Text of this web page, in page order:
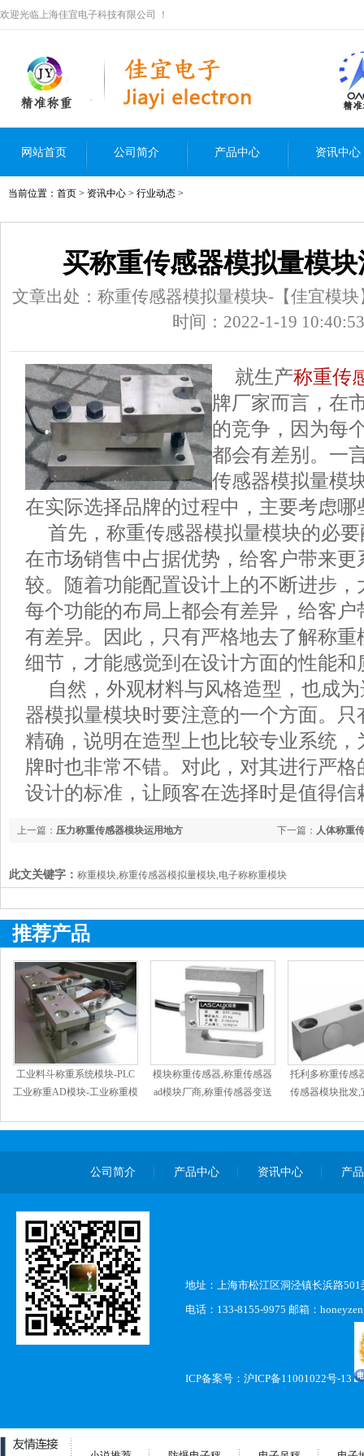
欢迎光临上海佳宜电子科技有限公司 ！
网站首页 公司简介 产品中心 资讯中心
当前位置： 首页 > 资讯中心 > 行业动态 >
买称重传感器模拟量模
文章出处：称重传感器模拟量模块-【佳宜模块
时间：2022-1-19
就生产称重传
牌厂家而言，在
的竞争，因为每
都会有差别。一
传感器模拟量模
在实际选择品牌的过程中，主要考虑哪
首先，称重传感器模拟量模块的必
在市场销售中占据优势，给客户带来更
较。随着功能配置设计上的不断进步，
每个功能的布局上都会有差异，给客户
有差异。因此，只有严格地去了解称重
细节，才能感觉到在设计方面的性能和
自然，外观材料与风格造型，也成
器模拟量模块时要注意的一个方面。
精确，说明在造型上也比较专业系统，
牌时也非常不错。对此，对其进行严
设计的标准，让顾客在选择时是值得信
下一篇： 人体称重
上一篇： 压力称重传感器模块运用地方
此文关键字： 称重模块,称重传感器模拟量模块,电子称称重模块
推荐产品
工业料斗称重系统模块-PLC
工业称重AD模块-工业称重模
模块称重传感器,称重传感器
ad模块厂商,称重传感器变送
托利多称重传感
传感器模块批发,
公司简介 产品中心 资讯中心 产
地址：上海市松江区洞泾镇长浜路501
电话：133-8155-9975 邮箱：
ICP备案号： 沪ICP备11001022号-13